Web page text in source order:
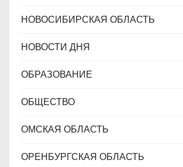
НОВОСИБИРСКАЯ ОБЛАСТЬ
НОВОСТИ ДНЯ
ОБРАЗОВАНИЕ
ОБЩЕСТВО
ОМСКАЯ ОБЛАСТЬ
ОРЕНБУРГСКАЯ ОБЛАСТЬ